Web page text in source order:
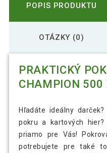
POPIS PRODUKTU
OTÁZKY (0)
PRAKTICKÝ
CHAMPION 500
Hľadáte ideálny
pokru a kartových
priamo pre Vás!
potrebujete pre také